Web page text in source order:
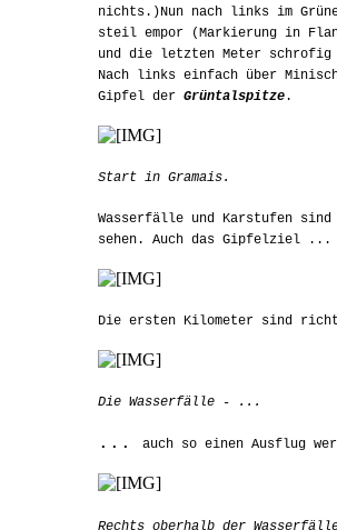
nichts.)Nun nach links im
steil empor (Markierung in
und die letzten Meter
Nach links einfach über
Gipfel der Grüntalspitze.
Start in Gramais.
Wasserfälle und Karstufen
sehen. Auch das Gipfelziel ...
Die ersten Kilometer sind
Die Wasserfälle - ...
... auch so einen Ausflug
Rechts oberhalb der